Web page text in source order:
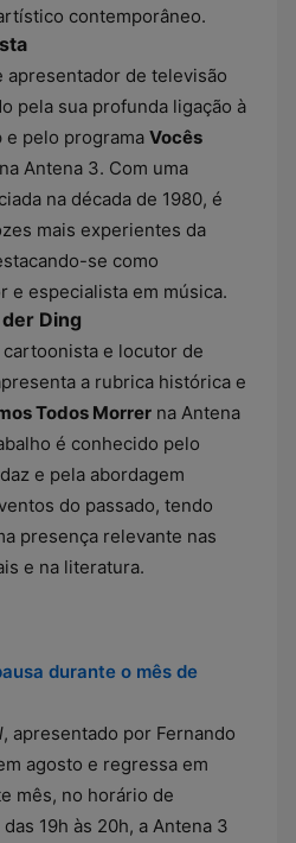
contemporâneo.
apresentador de televisão
pela sua profunda ligação à
e pelo programa Vocês
na Antena 3. Com uma
na década de 1980, é
mais experientes da
se como
e especialista em música.
Ding
e locutor de
a rubrica histórica e
Todos Morrer na Antena
é conhecido pelo
e pela abordagem
do passado, tendo
presença relevante nas
e na literatura.
durante o mês de
, apresentado por Fernando
agosto e regressa em
mês, no horário de
19h às 20h, a Antena 3